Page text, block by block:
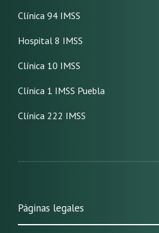
Clínica 94 IMSS
Hospital 8 IMSS
Clínica 10 IMSS
Clínica 1 IMSS Puebla
Clínica 222 IMSS
Páginas legales